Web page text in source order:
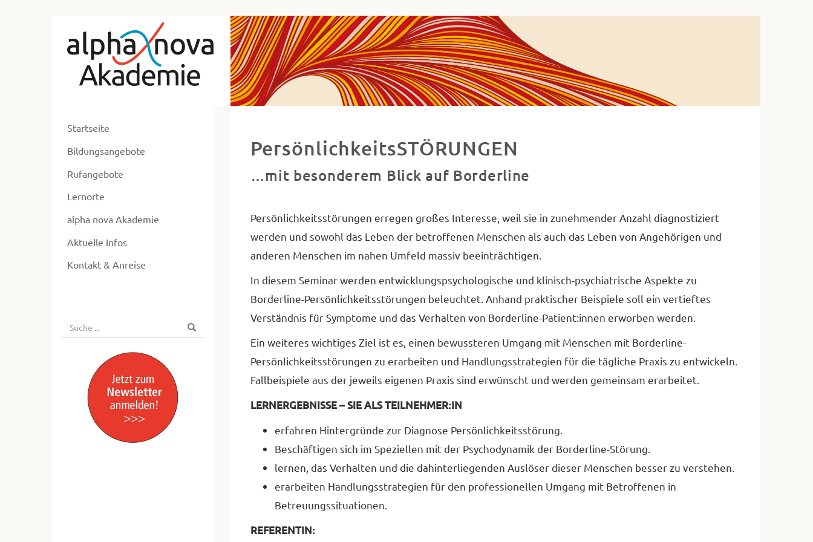
Alpha
Nova
Akademie
Neues
entdecken,
erschließen
und
umsetzen.
Startseite
Bildungsangebote
Rufangebote
Lernorte
alpha nova Akademie
Aktuelle Infos
Kontakt & Anreise
Suche
nach:
Suchen
PersönlichkeitsSTÖRUNGEN
…mit besonderem Blick auf Borderline
Persönlichkeitsstörungen erregen großes Interesse, weil sie in zunehmender Anzahl diagnostiziert
werden und sowohl das Leben der betroffenen Menschen als auch das Leben von Angehörigen und
anderen Menschen im nahen Umfeld massiv beeinträchtigen.
In diesem Seminar werden entwicklungspsychologische und klinisch-psychiatrische Aspekte zu
Borderline-Persönlichkeitsstörungen beleuchtet. Anhand praktischer Beispiele soll ein vertieftes
Verständnis für Symptome und das Verhalten von Borderline-Patient:innen erworben werden.
Ein weiteres wichtiges Ziel ist es, einen bewussteren Umgang mit Menschen mit Borderline-
Persönlichkeitsstörungen zu erarbeiten und Handlungsstrategien für die tägliche Praxis zu entwickeln.
Fallbeispiele aus der jeweils eigenen Praxis sind erwünscht und werden gemeinsam erarbeitet.
LERNERGEBNISSE – SIE ALS TEILNEHMER:IN
erfahren Hintergründe zur Diagnose Persönlichkeitsstörung.
Beschäftigen sich im Speziellen mit der Psychodynamik der Borderline-Störung.
lernen, das Verhalten und die dahinterliegenden Auslöser dieser Menschen besser zu verstehen.
erarbeiten Handlungsstrategien für den professionellen Umgang mit Betroffenen in
Betreuungssituationen.
REFERENTIN: